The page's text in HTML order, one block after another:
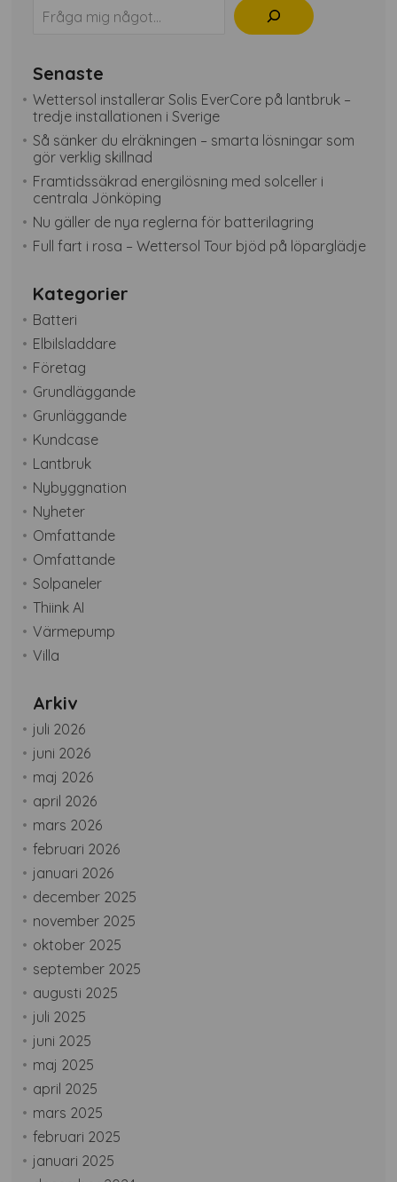
Senaste
Wettersol installerar Solis EverCore på lantbruk –
tredje installationen i Sverige
Så sänker du elräkningen – smarta lösningar som
gör verklig skillnad
Framtidssäkrad energilösning med solceller i
centrala Jönköping
Nu gäller de nya reglerna för batterilagring
Full fart i rosa – Wettersol Tour bjöd på löparglädje
Kategorier
Batteri
Elbilsladdare
Företag
Grundläggande
Grunläggande
Kundcase
Lantbruk
Nybyggnation
Nyheter
Omfattande
Omfattande
Solpaneler
Thiink AI
Värmepump
Villa
Arkiv
juli 2026
juni 2026
maj 2026
april 2026
mars 2026
februari 2026
januari 2026
december 2025
november 2025
oktober 2025
september 2025
augusti 2025
juli 2025
juni 2025
maj 2025
april 2025
mars 2025
februari 2025
januari 2025